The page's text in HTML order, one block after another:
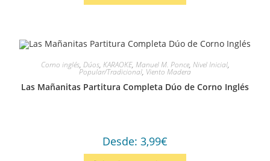
Corno inglés, Dúos, KARAOKE, Manuel M. Ponce, Nivel Inicial,
Popular/Tradicional, Viento Madera
Las Mañanitas Partitura Completa Dúo de Corno Inglés
Desde: 3,99€